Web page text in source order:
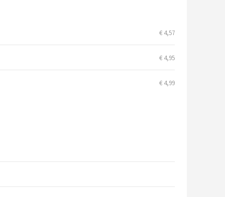
€ 4,57
€ 4,95
€ 4,99